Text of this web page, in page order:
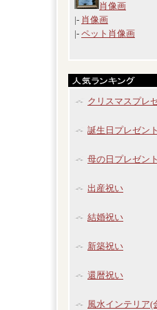
肖像画
|- 肖像画
|- ペット肖像画
クリスマスプレ
誕生日プレゼント
母の日プレゼント
出産祝い
結婚祝い
新築祝い
還暦祝い
風水インテリア(